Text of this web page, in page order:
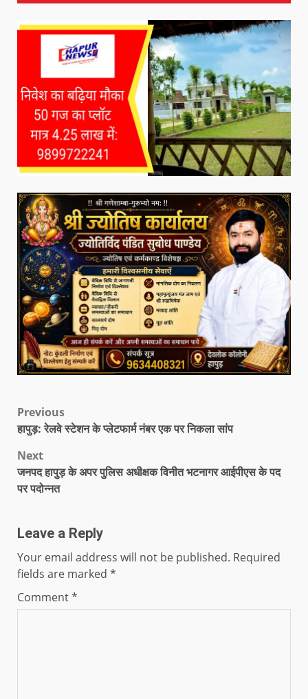
Previous
हापुड़: रेलवे स्टेशन के प्लेटफार्म नंबर एक पर निकला सांप
Next
जनपद हापुड़ के अपर पुलिस अधीक्षक विनीत भटनागर आईपीएस के पद
पर पदोन्नत
Leave a Reply
Your email address will not be published. Required
fields are marked *
Comment*